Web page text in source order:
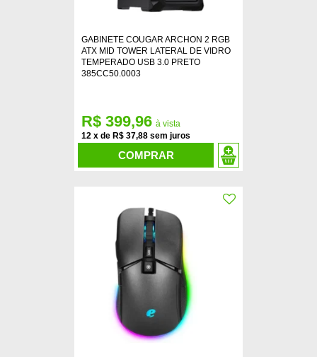
GABINETE COUGAR ARCHON 2 RGB
ATX MID TOWER LATERAL DE VIDRO
TEMPERADO USB 3.0 PRETO
385CC50.0003
12 x de R$ 37,88
R$ 399,96
COMPRAR